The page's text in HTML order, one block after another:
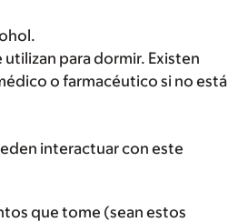
para dormir. Existen
o farmacéutico si no está
interactuar con este
que tome (sean estos